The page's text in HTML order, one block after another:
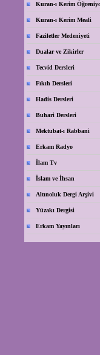
Kuran-ı Kerim
Kuran-ı Kerim Meali
Faziletler Medeniyeti
Dualar ve Zikirler
Tecvid Dersleri
Fıkıh Dersleri
Hadis Dersleri
Buhari Dersleri
Mektubat-ı Rabbani
Erkam Radyo
İlam Tv
İslam ve İhsan
Altınoluk Dergi Arşivi
Yüzakı Dergisi
Erkam Yayınları